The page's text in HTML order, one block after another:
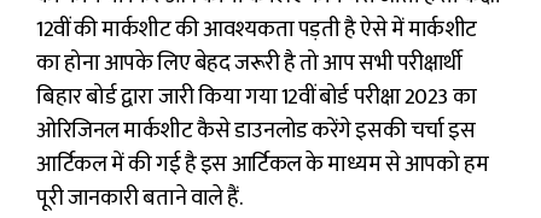
12वीं की मार्कशीट की आवश्यकता पड़ती है ऐसे में मार्कशीट
का होना आपके लिए बेहद जरूरी है तो आप सभी परीक्षार्थी
बिहार बोर्ड द्वारा जारी किया गया 12वीं बोर्ड परीक्षा 2023 का
ओरिजिनल मार्कशीट कैसे डाउनलोड करेंगे इसकी चर्चा इस
आर्टिकल में की गई है इस आर्टिकल के माध्यम से आपको हम
पूरी जानकारी बताने वाले हैं.